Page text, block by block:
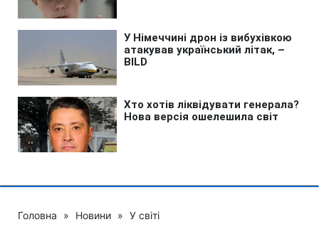
Головна » Новини » У світі